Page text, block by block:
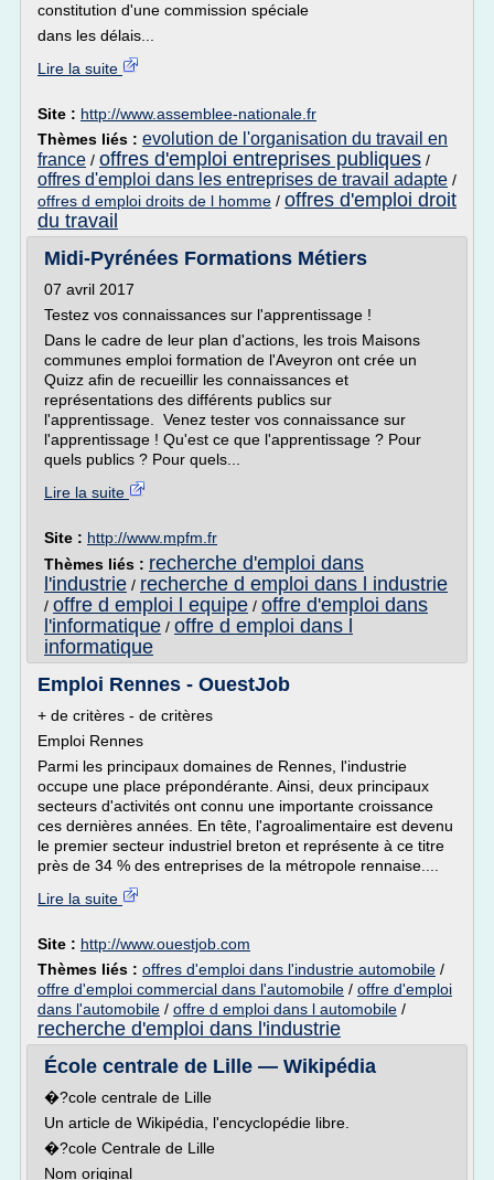
constitution d'une commission spéciale
dans les délais...
Lire la suite
Site : http://www.assemblee-nationale.fr
Thèmes liés : evolution de l'organisation du travail en
france / offres d'emploi entreprises publiques /
offres d'emploi dans les entreprises de travail adapte /
offres d emploi droits de l homme / offres d'emploi droit
du travail
Midi-Pyrénées Formations Métiers
07 avril 2017
Testez vos connaissances sur l'apprentissage !
Dans le cadre de leur plan d'actions, les trois Maisons
communes emploi formation de l'Aveyron ont crée un
Quizz afin de recueillir les connaissances et
représentations des différents publics sur
l'apprentissage. Venez tester vos connaissance sur
l'apprentissage ! Qu'est ce que l'apprentissage ? Pour
quels publics ? Pour quels...
Lire la suite
Site : http://www.mpfm.fr
Thèmes liés : recherche d'emploi dans
l'industrie / recherche d emploi dans l industrie
/ offre d emploi l equipe / offre d'emploi dans
l'informatique / offre d emploi dans l
informatique
Emploi Rennes - OuestJob
+ de critères - de critères
Emploi Rennes
Parmi les principaux domaines de Rennes, l'industrie
occupe une place prépondérante. Ainsi, deux principaux
secteurs d'activités ont connu une importante croissance
ces dernières années. En tête, l'agroalimentaire est devenu
le premier secteur industriel breton et représente à ce titre
près de 34 % des entreprises de la métropole rennaise....
Lire la suite
Site : http://www.ouestjob.com
Thèmes liés : offres d'emploi dans l'industrie automobile /
offre d'emploi commercial dans l'automobile / offre d'emploi
dans l'automobile / offre d emploi dans l automobile /
recherche d'emploi dans l'industrie
École centrale de Lille — Wikipédia
�?cole centrale de Lille
Un article de Wikipédia, l'encyclopédie libre.
�?cole Centrale de Lille
Nom original